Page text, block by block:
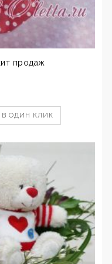
продаж
В ОДИН КЛИК